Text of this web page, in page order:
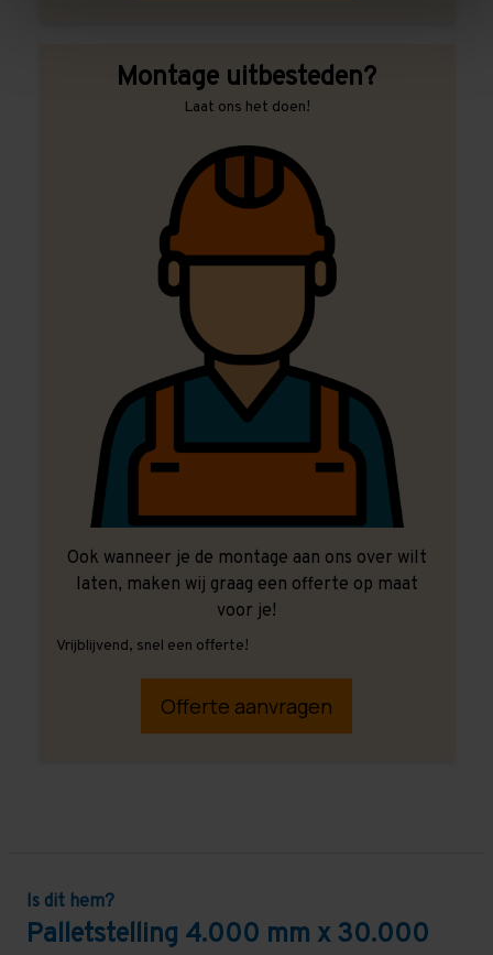
Montage uitbesteden?
Laat ons het doen!
Ook wanneer je de montage aan ons over wilt
laten, maken wij graag een offerte op maat
voor je!
Vrijblijvend, snel een offerte!
Offerte aanvragen
Is dit hem?
Palletstelling 4.000 mm x 30.000